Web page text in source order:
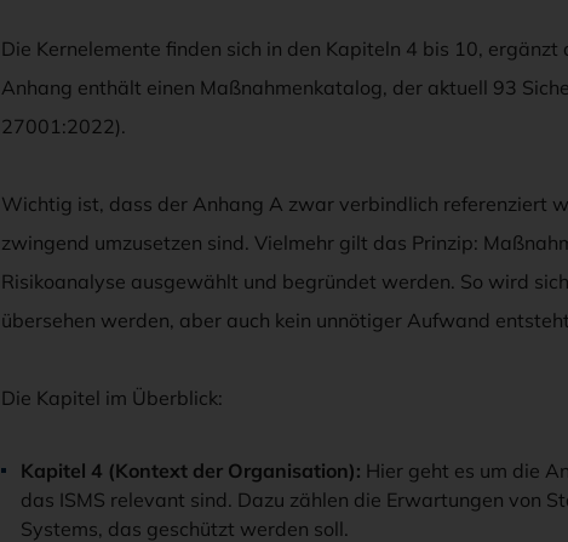
Die Kernelemente finden sich in den Kapiteln 4 bis 10,
Anhang enthält einen Maßnahmenkatalog, der aktuell 93
27001:2022).
Wichtig ist, dass der Anhang A zwar verbindlich referenziert
zwingend umzusetzen sind. Vielmehr gilt das Prinzip:
Risikoanalyse ausgewählt und begründet werden. So wird
übersehen werden, aber auch kein unnötiger Aufwand
Die Kapitel im Überblick:
Kapitel 4 (Kontext der Organisation): Hier geht es um die
das ISMS relevant sind. Dazu zählen die Erwartungen von
Systems, das geschützt werden soll.